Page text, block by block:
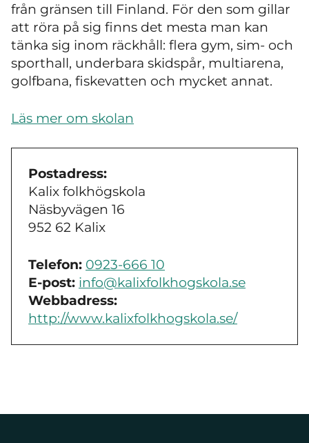
från gränsen till Finland. För den som gillar
att röra på sig finns det mesta man kan
tänka sig inom räckhåll: flera gym, sim- och
sporthall, underbara skidspår, multiarena,
golfbana, fiskevatten och mycket annat.
Läs mer om skolan
Postadress:
Kalix folkhögskola
Näsbyvägen 16
952 62 Kalix
Telefon: 0923-666 10
E-post: info@kalixfolkhogskola.se
Webbadress:
http://www.kalixfolkhogskola.se/